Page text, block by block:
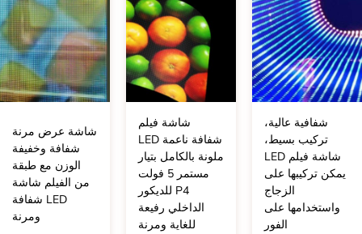
شفافية عالية،
تركيب بسيط،
شاشة فيلم LED
يمكن تركيبها على
الزجاج
واستخدامها على
الفور
شاشة فيلم
شفافة ناعمة LED
ملونة بالكامل بتيار
مستمر 5 فولت
P4 للديكور
الداخلي رفيعة
للغاية ومرنة
شاشة عرض مرنة
شفافة وخفيفة
الوزن مع طبقة
من الفيلم شاشة
LED شفافة
ومرنة